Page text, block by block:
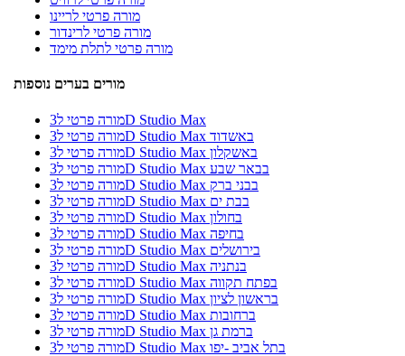
מורה פרטי לריינו
מורה פרטי לרינדור
מורה פרטי לתלת מימד
מורים בערים נוספות
מורה פרטי ל3D Studio Max
מורה פרטי ל3D Studio Max באשדוד
מורה פרטי ל3D Studio Max באשקלון
מורה פרטי ל3D Studio Max בבאר שבע
מורה פרטי ל3D Studio Max בבני ברק
מורה פרטי ל3D Studio Max בבת ים
מורה פרטי ל3D Studio Max בחולון
מורה פרטי ל3D Studio Max בחיפה
מורה פרטי ל3D Studio Max בירושלים
מורה פרטי ל3D Studio Max בנתניה
מורה פרטי ל3D Studio Max בפתח תקווה
מורה פרטי ל3D Studio Max בראשון לציון
מורה פרטי ל3D Studio Max ברחובות
מורה פרטי ל3D Studio Max ברמת גן
מורה פרטי ל3D Studio Max בתל אביב -יפו